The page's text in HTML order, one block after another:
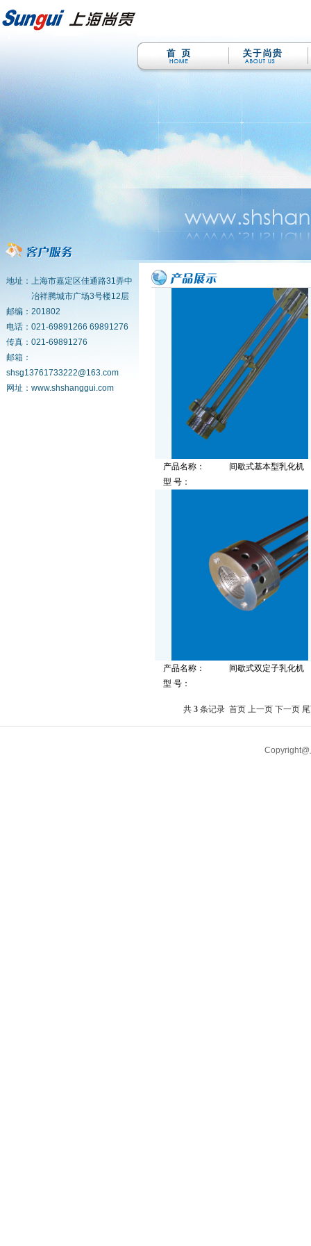
地址：上海市嘉定区佳通路31弄中
冶祥腾城市广场3号楼12层
邮编：201802
电话：021-69891266 69891276
传真：021-69891276
邮箱：
shsg13761733222@163.com
网址：www.shshanggui.com
产品名称：
间歇式基本型乳化机
型 号：
产品名称：
间歇式双定子乳化机
型 号：
共 3 条记录 首页 上一页 下一页